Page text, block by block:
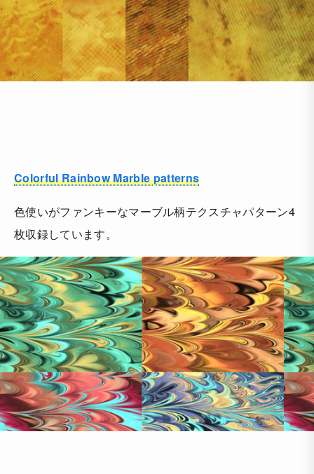
Colorful Rainbow Marble patterns
色使いがファンキーなマーブル柄テクスチャパターン4
枚収録しています。